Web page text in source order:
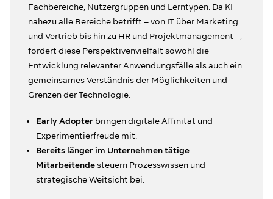
Fachbereiche, Nutzergruppen und Lerntypen. Da KI
nahezu alle Bereiche betrifft – von IT über Marketing
und Vertrieb bis hin zu HR und Projektmanagement –,
fördert diese Perspektivenvielfalt sowohl die
Entwicklung relevanter Anwendungsfälle als auch ein
gemeinsames Verständnis der Möglichkeiten und
Grenzen der Technologie.
Early Adopterbringen digitale Affinität und
Experimentierfreude mit.
Bereits länger im Unternehmen tätige
Mitarbeitendesteuern Prozesswissen und
strategische Weitsicht bei.